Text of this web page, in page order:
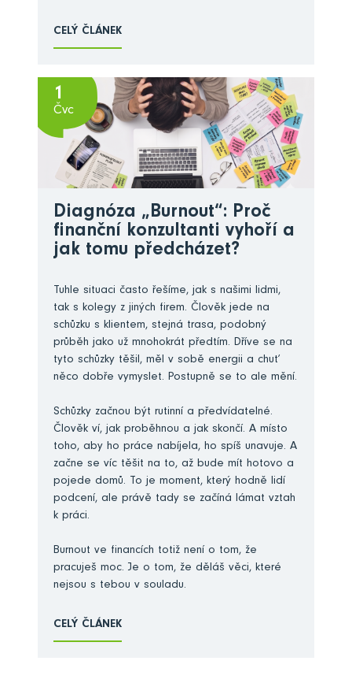
CELÝ ČLÁNEK
1
Čvc
Diagnóza „Burnout“: Proč
finanční konzultanti vyhoří a
jak tomu předcházet?
Tuhle situaci často řešíme, jak s našimi lidmi,
tak s kolegy z jiných firem. Člověk jede na
schůzku s klientem, stejná trasa, podobný
průběh jako už mnohokrát předtím. Dříve se na
tyto schůzky těšil, měl v sobě energii a chuť
něco dobře vymyslet. Postupně se to ale mění.
Schůzky začnou být rutinní a předvídatelné.
Člověk ví, jak proběhnou a jak skončí. A místo
toho, aby ho práce nabíjela, ho spíš unavuje. A
začne se víc těšit na to, až bude mít hotovo a
pojede domů. To je moment, který hodně lidí
podcení, ale právě tady se začíná lámat vztah
k práci.
Burnout ve financích totiž není o tom, že
pracuješ moc. Je o tom, že děláš věci, které
nejsou s tebou v souladu.
CELÝ ČLÁNEK